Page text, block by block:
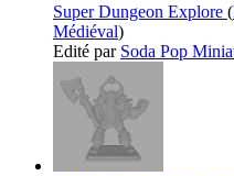
Super Dungeon Explore (
Médiéval)
Edité par Soda Pop